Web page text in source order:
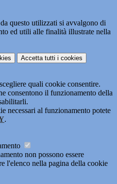
questo utilizzati si avvalgono di
ed utili alle finalità illustrate nella
Accetta tutti i cookies
quali cookie consentire.
consentono il funzionamento della
necessari al funzionamento potete
.
non possono essere
l'elenco nella pagina della cookie